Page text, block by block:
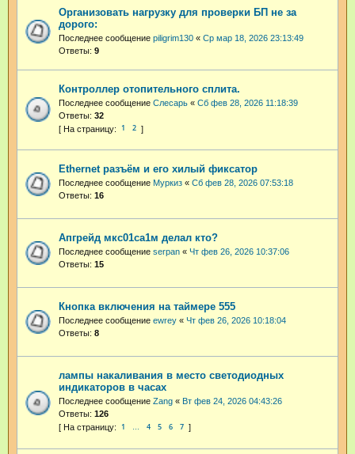
Организовать нагрузку для проверки БП не за
дорого:
Последнее сообщение piligrim130 « Ср мар 18, 2026 23:13:49
Ответы: 9
Контроллер отопительного сплита.
Последнее сообщение Слесарь « Сб фев 28, 2026 11:18:39
Ответы: 32
1 2
Ethernet разъём и его хилый фиксатор
Последнее сообщение Муркиз « Сб фев 28, 2026 07:53:18
Ответы: 16
Апгрейд мкс01са1м делал кто?
Последнее сообщение serpan « Чт фев 26, 2026 10:37:06
Ответы: 15
Кнопка включения на таймере 555
Последнее сообщение ewrey « Чт фев 26, 2026 10:18:04
Ответы: 8
лампы накаливания в место светодиодных
индикаторов в часах
Последнее сообщение Zang « Вт фев 24, 2026 04:43:26
Ответы: 126
1 … 4 5 6 7